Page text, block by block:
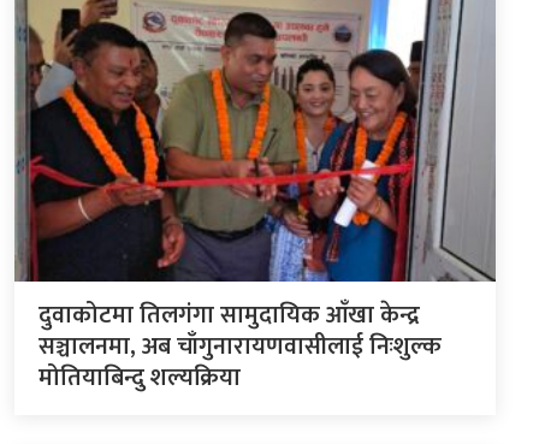
दुवाकोटमा तिलगंगा सामुदायिक आँखा केन्द्र
सञ्चालनमा, अब चाँगुनारायणवासीलाई निःशुल्क
मोतियाबिन्दु शल्यक्रिया